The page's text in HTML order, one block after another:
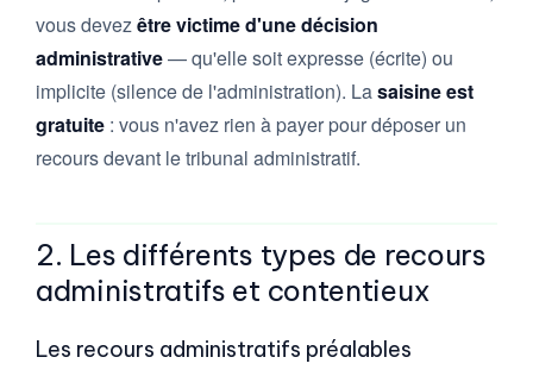
vous devezêtre victime d'une décision
administrative— qu'elle soit expresse (écrite) ou
implicite (silence de l'administration). Lasaisine est
gratuite : vous n'avez rien à payer pour déposer un
recours devant le tribunal administratif.
2. Les différents types de recours
administratifs et contentieux
Les recours administratifs préalables